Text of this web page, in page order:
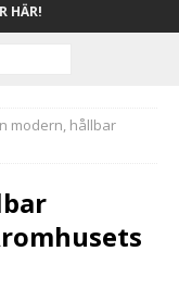
HÄR!
modern, hållbar